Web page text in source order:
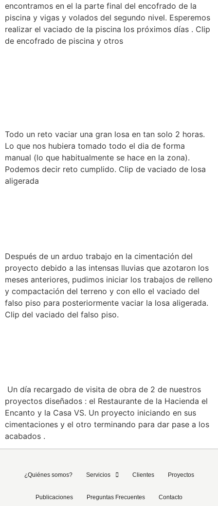
encontramos en el la parte final del encofrado de la
piscina y vigas y volados del segundo nivel. Esperemos
realizar el vaciado de la piscina los próximos días . Clip
de encofrado de piscina y otros
Todo un reto vaciar una gran losa en tan solo 2 horas.
Lo que nos hubiera tomado todo el dia de forma
manual (lo que habitualmente se hace en la zona).
Podemos decir reto cumplido. Clip de vaciado de losa
aligerada
Después de un arduo trabajo en la cimentación del
proyecto debido a las intensas lluvias que azotaron los
meses anteriores, pudimos iniciar los trabajos de relleno
y compactación del terreno y con ello el vaciado del
falso piso para posteriormente vaciar la losa aligerada.
Clip del vaciado del falso piso.
Un día recargado de visita de obra de 2 de nuestros
proyectos diseñados : el Restaurante de la Hacienda el
Encanto y la Casa VS. Un proyecto iniciando en sus
cimentaciones y el otro terminando para dar pase a los
acabados .
¿Quiénes somos? Servicios Clientes Proyectos
Publicaciones Preguntas Frecuentes Contacto